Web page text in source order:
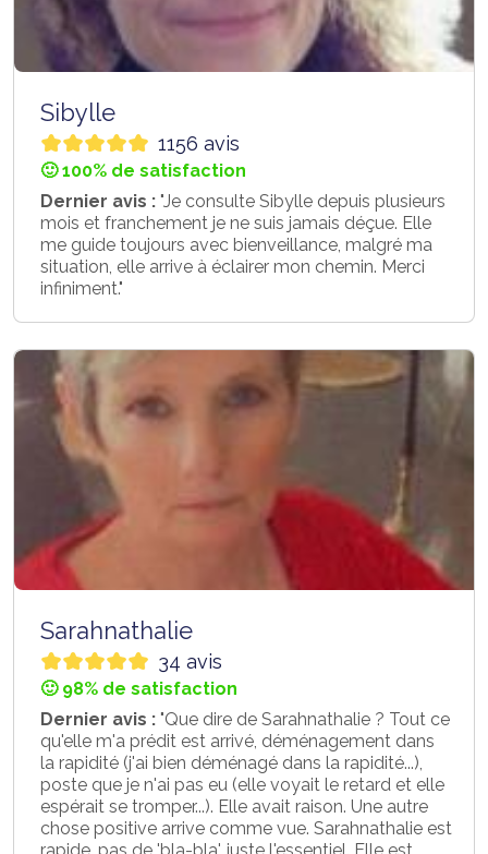
Sibylle
1156 avis
🙂 100% de satisfaction
Dernier avis : "Je consulte Sibylle depuis plusieurs
mois et franchement je ne suis jamais déçue. Elle
me guide toujours avec bienveillance, malgré ma
situation, elle arrive à éclairer mon chemin. Merci
infiniment."
Sarahnathalie
34 avis
🙂 98% de satisfaction
Dernier avis : "Que dire de Sarahnathalie ? Tout ce
qu'elle m'a prédit est arrivé, déménagement dans
la rapidité (j'ai bien déménagé dans la rapidité...),
poste que je n'ai pas eu (elle voyait le retard et elle
espérait se tromper...). Elle avait raison. Une autre
chose positive arrive comme vue. Sarahnathalie est
rapide, pas de 'bla-bla', juste l'essentiel. Elle est